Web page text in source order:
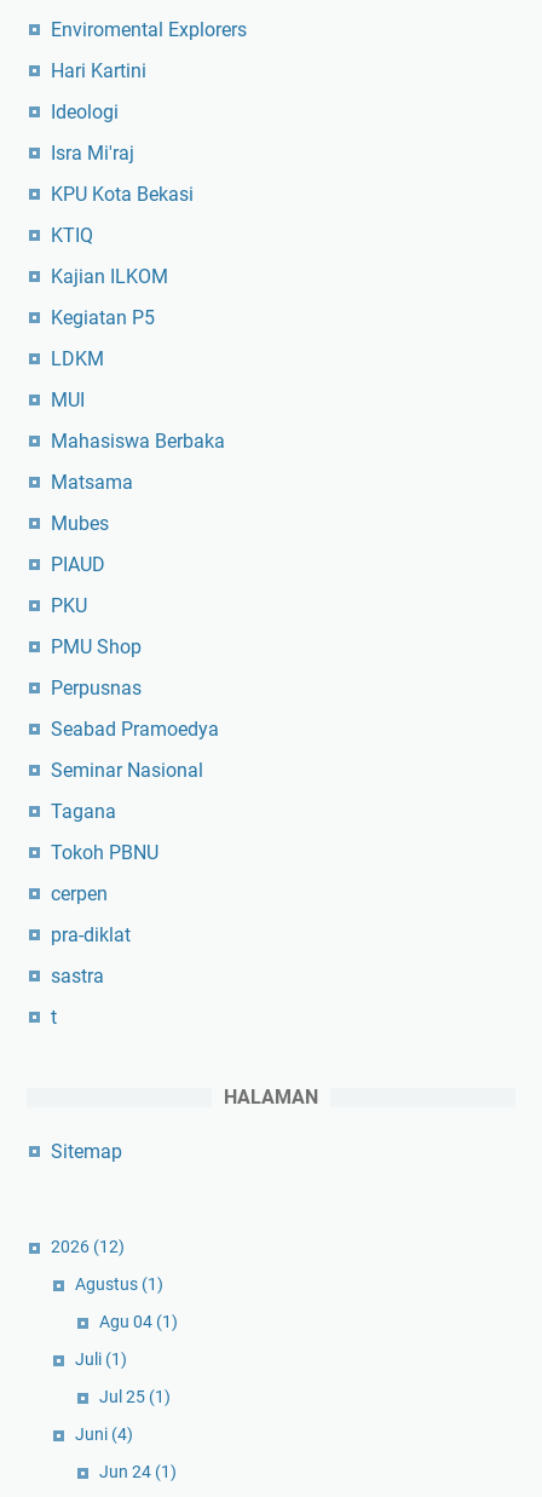
Enviromental Explorers
Hari Kartini
Ideologi
Isra Mi'raj
KPU Kota Bekasi
KTIQ
Kajian ILKOM
Kegiatan P5
LDKM
MUI
Mahasiswa Berbaka
Matsama
Mubes
PIAUD
PKU
PMU Shop
Perpusnas
Seabad Pramoedya
Seminar Nasional
Tagana
Tokoh PBNU
cerpen
pra-diklat
sastra
t
HALAMAN
Sitemap
2026 (12)
Agustus (1)
Agu 04 (1)
Juli (1)
Jul 25 (1)
Juni (4)
Jun 24 (1)